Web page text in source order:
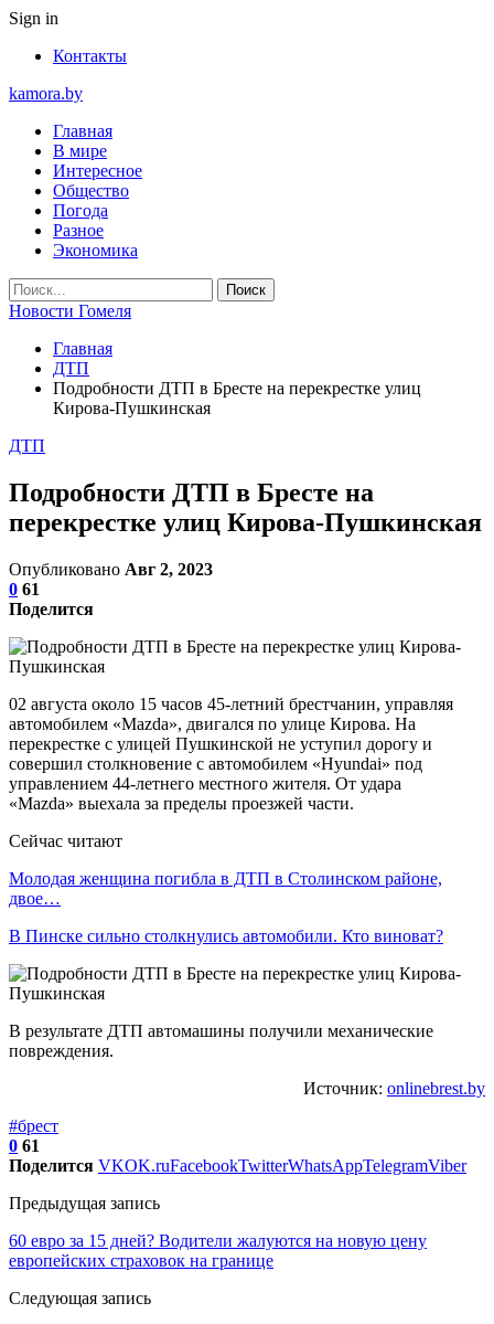
Sign in
Контакты
kamora.by
Главная
В мире
Интересное
Общество
Погода
Разное
Экономика
Новости Гомеля
Главная
ДТП
Подробности ДТП в Бресте на перекрестке улиц
Кирова-Пушкинская
ДТП
Подробности ДТП в Бресте на
перекрестке улиц Кирова-Пушкинская
Опубликовано Авг 2, 2023
0 61
Поделится
02 августа около 15 часов 45-летний брестчанин, управляя
автомобилем «Mazda», двигался по улице Кирова. На
перекрестке с улицей Пушкинской не уступил дорогу и
совершил столкновение с автомобилем «Hyundai» под
управлением 44-летнего местного жителя. От удара
«Mazda» выехала за пределы проезжей части.
Сейчас читают
Молодая женщина погибла в ДТП в Столинском районе,
двое…
В Пинске сильно столкнулись автомобили. Кто виноват?
В результате ДТП автомашины получили механические
повреждения.
Источник: onlinebrest.by
#брест
0 61
Поделится VKOK.ruFacebookTwitterWhatsAppTelegramViber
Предыдущая запись
60 евро за 15 дней? Водители жалуются на новую цену
европейских страховок на границе
Следующая запись